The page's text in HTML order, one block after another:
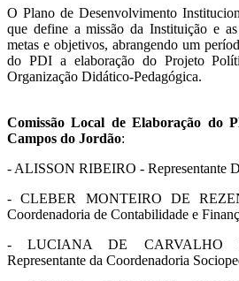
O Plano de Desenvolvimento
que define a missão da Instituição e
metas e objetivos, abrangendo um
do PDI a elaboração do Projeto
Organização Didático-Pedagógica.
Comissão Local de Elaboração do
Campos do Jordão:
- ALISSON RIBEIRO - Representante
- CLEBER MONTEIRO DE
Coordenadoria de Contabilidade e
- LUCIANA DE CARVALHO
Representante da Coordenadoria